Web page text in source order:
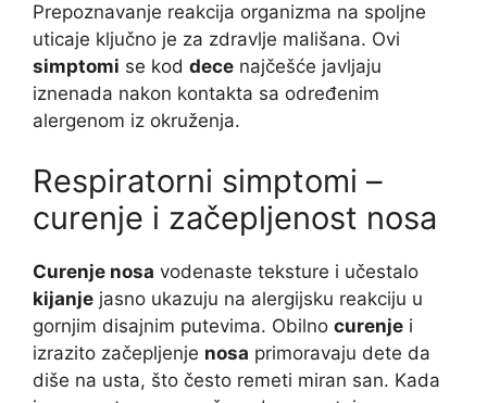
Prepoznavanje reakcija organizma na spoljne
uticaje ključno je za zdravlje mališana. Ovi
simptomi se kod dece najčešće javljaju
iznenada nakon kontakta sa određenim
alergenom iz okruženja.
Respiratorni simptomi –
curenje i začepljenost nosa
Curenje nosa vodenaste teksture i učestalo
kijanje jasno ukazuju na alergijsku reakciju u
gornjim disajnim putevima. Obilno curenje i
izrazito začepljenje nosa primoravaju dete da
diše na usta, što često remeti miran san. Kada